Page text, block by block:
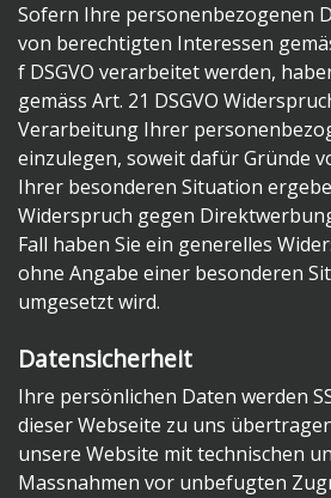
Sofern Ihre personenbezogenen
von berechtigten Interessen
f DSGVO verarbeitet werden,
gemäss Art. 21 DSGVO
Verarbeitung Ihrer
einzulegen, soweit dafür Gründe
Ihrer besonderen Situation
Widerspruch gegen
Fall haben Sie ein generelles
ohne Angabe einer besonderen
umgesetzt wird.
Datensicherheit
Ihre persönlichen Daten werden
dieser Webseite zu uns
unsere Website mit technischen
Massnahmen vor unbefugten